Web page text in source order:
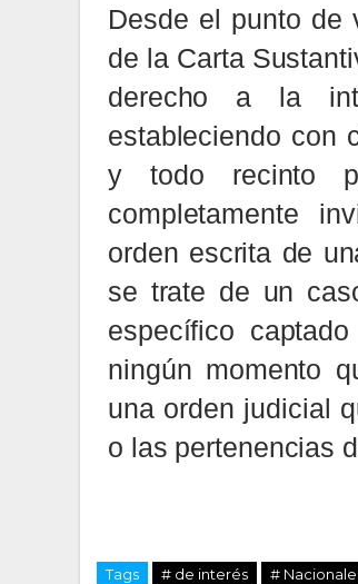
Desde el punto de
de la Carta
derecho a la
estableciendo con
y todo recinto
completamente
orden escrita de
se trate de un
específico
ningún momento
una orden judicial
o las pertenencias
Tags # de interés #